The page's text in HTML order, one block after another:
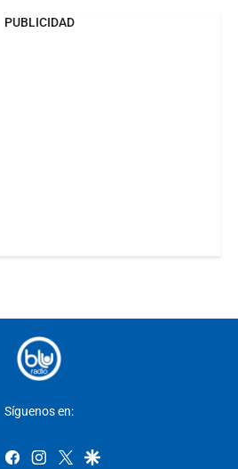
PUBLICIDAD
Síguenos en:
whatsappfacebookinstagram
twittergoogle